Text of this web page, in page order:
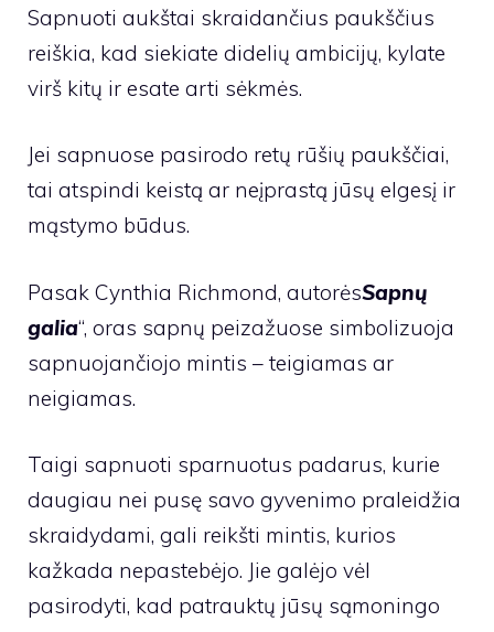
Sapnuoti aukštai skraidančius paukščius
reiškia, kad siekiate didelių ambicijų, kylate
virš kitų ir esate arti sėkmės.
Jei sapnuose pasirodo retų rūšių paukščiai,
tai atspindi keistą ar neįprastą jūsų elgesį ir
mąstymo būdus.
Pasak Cynthia Richmond, autorėsSapnų
galia“, oras sapnų peizažuose simbolizuoja
sapnuojančiojo mintis – teigiamas ar
neigiamas.
Taigi sapnuoti sparnuotus padarus, kurie
daugiau nei pusę savo gyvenimo praleidžia
skraidydami, gali reikšti mintis, kurios
kažkada nepastebėjo. Jie galėjo vėl
pasirodyti, kad patrauktų jūsų sąmoningo